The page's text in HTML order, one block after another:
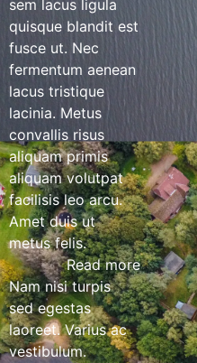
sem lacus ligula
quisque blandit est
fusce ut. Nec
fermentum aenean
lacus tristique
lacinia. Metus
convallis risus
aliquam primis
aliquam volutpat
facilisis leo arcu.
Amet duis ut
metus felis.
Read more
Nam nisi turpis
sed egestas
laoreet. Varius ac
vestibulum.